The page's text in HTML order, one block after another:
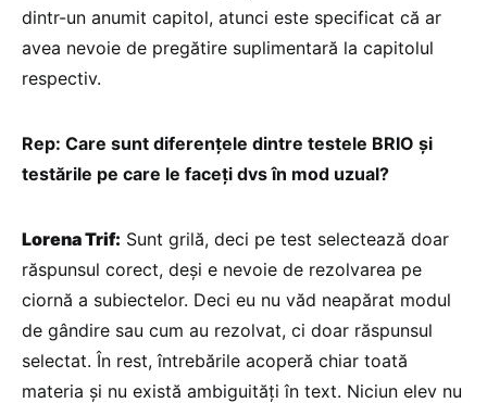
dintr-un anumit capitol, atunci este specificat că ar
avea nevoie de pregătire suplimentară la capitolul
respectiv.
Rep: Care sunt diferențele dintre testele BRIO și
testările pe care le faceți dvs în mod uzual?
Lorena Trif: Sunt grilă, deci pe test selectează doar
răspunsul corect, deși e nevoie de rezolvarea pe
ciornă a subiectelor. Deci eu nu văd neapărat modul
de gândire sau cum au rezolvat, ci doar răspunsul
selectat. În rest, întrebările acoperă chiar toată
materia și nu există ambiguități în text. Niciun elev nu